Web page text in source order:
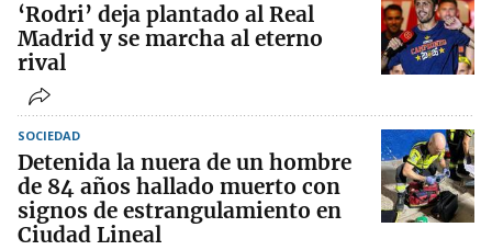
‘Rodri’ deja plantado al Real
Madrid y se marcha al eterno
rival
SOCIEDAD
Detenida la nuera de un hombre
de 84 años hallado muerto con
signos de estrangulamiento en
Ciudad Lineal